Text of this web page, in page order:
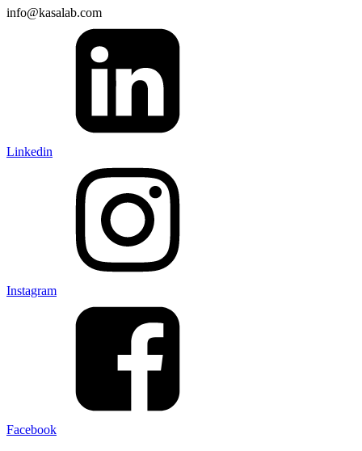
info@kasalab.com
Linkedin
Instagram
Facebook